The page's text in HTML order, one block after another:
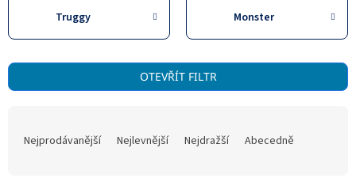
Truggy Monster
Nejprodávanější Nejlevnější Nejdražší Abecedně
OTEVŘÍT FILTR
V
ý